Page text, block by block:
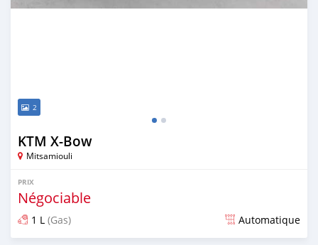
2
KTM X-Bow
Mitsamiouli
PRIX
Négociable
1 L (Gas) Automatique